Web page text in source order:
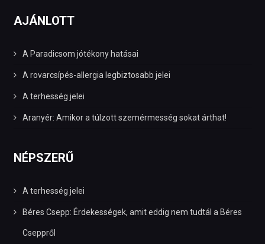
AJÁNLOTT
A Paradicsom jótékony hatásai
A rovarcsípés-allergia legbiztosabb jelei
A terhesség jelei
Aranyér: Amikor a túlzott szemérmesség sokat árthat!
NÉPSZERŰ
A terhesség jelei
Béres Csepp: Érdekességek, amit eddig nem tudtál a Béres
Cseppről